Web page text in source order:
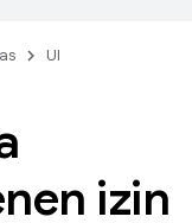
UI
izin